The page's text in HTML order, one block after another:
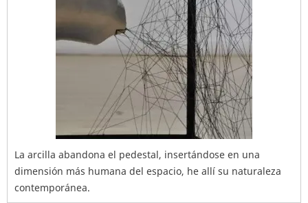
La arcilla abandona el pedestal, insertándose en una
dimensión más humana del espacio, he allí su naturaleza
contemporánea.